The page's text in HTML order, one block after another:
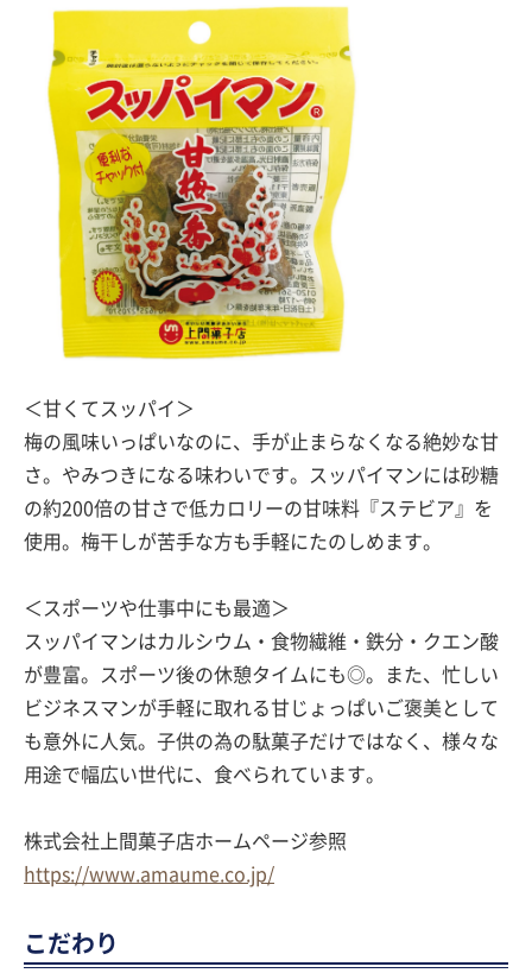
＜甘くてスッパイ＞
梅の風味いっぱいなのに、手が止まらなくなる絶妙な甘
さ。やみつきになる味わいです。スッパイマンには砂糖
の約200倍の甘さで低カロリーの甘味料『ステビア』を
使用。梅干しが苦手な方も手軽にたのしめます。
＜スポーツや仕事中にも最適＞
スッパイマンはカルシウム・食物繊維・鉄分・クエン酸
が豊富。スポーツ後の休憩タイムにも◎。また、忙しい
ビジネスマンが手軽に取れる甘じょっぱいご褒美として
も意外に人気。子供の為の駄菓子だけではなく、様々な
用途で幅広い世代に、食べられています。
株式会社上間菓子店ホームページ参照
https://www.amaume.co.jp/
こだわり